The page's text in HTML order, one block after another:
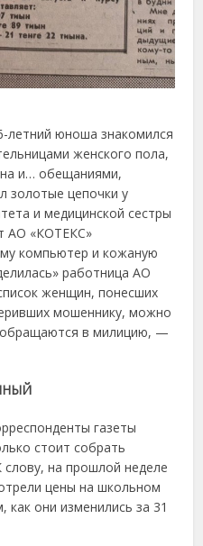
летний юноша знакомился
женского пола,
и… обещаниями,
золотые цепочки у
и медицинской сестры
АО «КОТЕКС»
компьютер и кожаную
работница АО
женщин, понесших
мошеннику, можно
в милицию, —
газеты
стоит собрать
на прошлой неделе
цены на школьном
как они изменились за 31